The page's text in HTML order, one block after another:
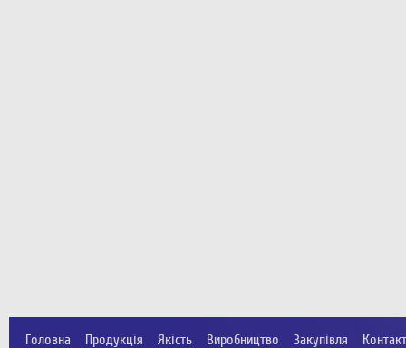
Головна Продукція Якість Виробництво Закупівля